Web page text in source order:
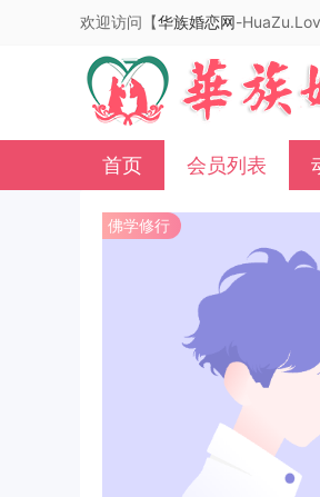
欢迎访问【华族婚恋网-
首页 会员列表
佛学修行